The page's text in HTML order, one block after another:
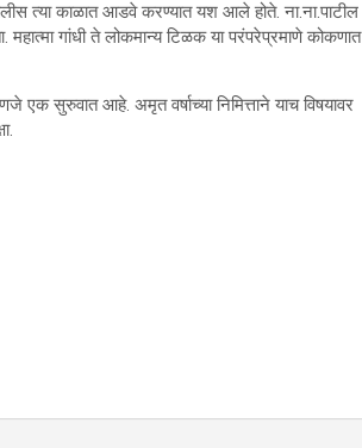
त्या काळात आडवे करण्यात यश आले होते. ना.ना.पाटील
गांधी ते लोकमान्य टिळक या परंपरेप्रमाणे कोकणात
एक सुरुवात आहे. अमृत वर्षाच्या निमित्ताने याच विषयावर